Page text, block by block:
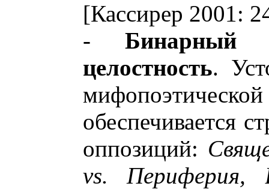
[Кассирер 2001:
-Бинарный
целостность.
обеспечивается
оппозиций:
vs.